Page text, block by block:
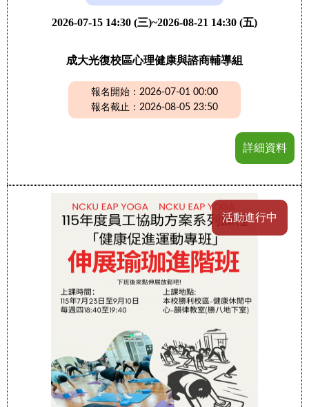
2026-07-15 14:30 (三)~2026-08-21 14:30 (五)
成大光復校區心理健康與諮商輔導組
報名開始：2026-07-01 00:00
報名截止：2026-08-05 23:50
詳細資料
活動進行中